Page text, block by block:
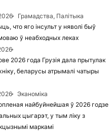
Грамадства, Палітыка
что яго інсульт у няволі быў
ў неабходных леках
2026 года Грузія дала прытулак
беларусы атрымалі чатыры
Эканоміка
найбуйнейшая ў 2026 годзе
цыгарэт, у тым ліку з
маркамі